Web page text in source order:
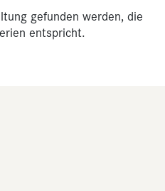
gefunden werden, die
entspricht.